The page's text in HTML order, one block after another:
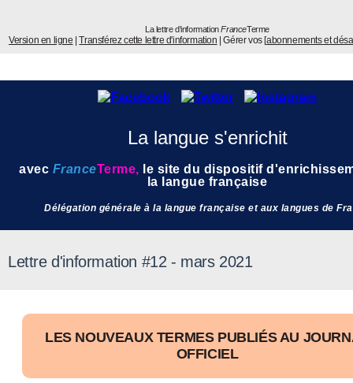
La lettre d'informationFranceTerme
Version en ligne |Transférez cette lettre d'information | Gérer vos [abonnements et
La langue s'enrichit
avec FranceTerme, e site du dispositif
la langue française
Délégation générale à la langue française et aux langues de
Lettre d'information #12 - mars 2021
LES NOUVEAUX TERMES PUBLIÉS AU
OFFICIEL